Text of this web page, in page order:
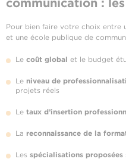
communication :
Pour bien faire votre choix entre
et une école publique de
Le coût global et le budget
Le niveau de
projets réels
Le taux d’insertion
La reconnaissance de la
Les spécialisations proposées